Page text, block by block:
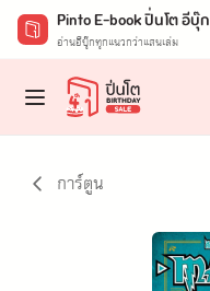
Pinto E-book ปิ่นโต อีบุ๊ก
อ่านอีบุ๊กทุกแนวกว่าแสนเล่ม
การ์ตูน